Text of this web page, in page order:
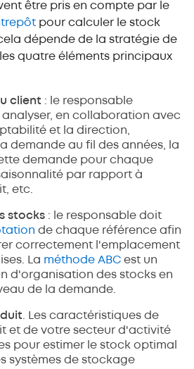
être pris en compte par le
pour calculer le stock
dépende de la stratégie de
quatre éléments principaux
client : le responsable
en collaboration avec
et la direction,
demande au fil des années, la
demande pour chaque
par rapport à
etc.
stocks : le responsable doit
de chaque référence afin
correctement l'emplacement
La méthode ABC est un
d'organisation des stocks en
de la demande.
. Les caractéristiques de
et de votre secteur d'activité
pour estimer le stock optimal
systèmes de stockage